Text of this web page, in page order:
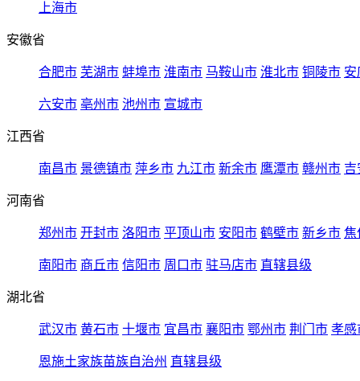
上海市
安徽省
合肥市 芜湖市 蚌埠市 淮南市 马鞍山市 淮北市 铜陵市 安
六安市 亳州市 池州市 宣城市
江西省
南昌市 景德镇市 萍乡市 九江市 新余市 鹰潭市 赣州市 吉
河南省
郑州市 开封市 洛阳市 平顶山市 安阳市 鹤壁市 新乡市 焦
南阳市 商丘市 信阳市 周口市 驻马店市 直辖县级
湖北省
武汉市 黄石市 十堰市 宜昌市 襄阳市 鄂州市 荆门市 孝感
恩施土家族苗族自治州 直辖县级